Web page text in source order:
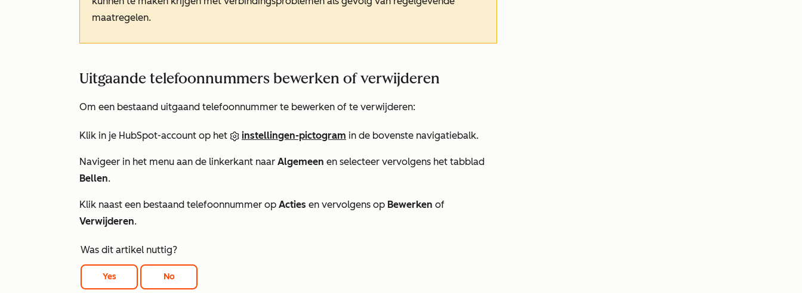
maatregelen.
Uitgaande telefoonnummers bewerken of verwijderen
Om een bestaand uitgaand telefoonnummer te bewerken of te verwijderen:
Klik in je HubSpot-account op het instellingen-pictogram in de bovenste navigatiebalk.
Navigeer in het menu aan de linkerkant naar Algemeen en selecteer vervolgens het tabblad
Bellen.
Klik naast een bestaand telefoonnummer op Acties en vervolgens op Bewerken of
Verwijderen.
Was dit artikel nuttig?
Yes No